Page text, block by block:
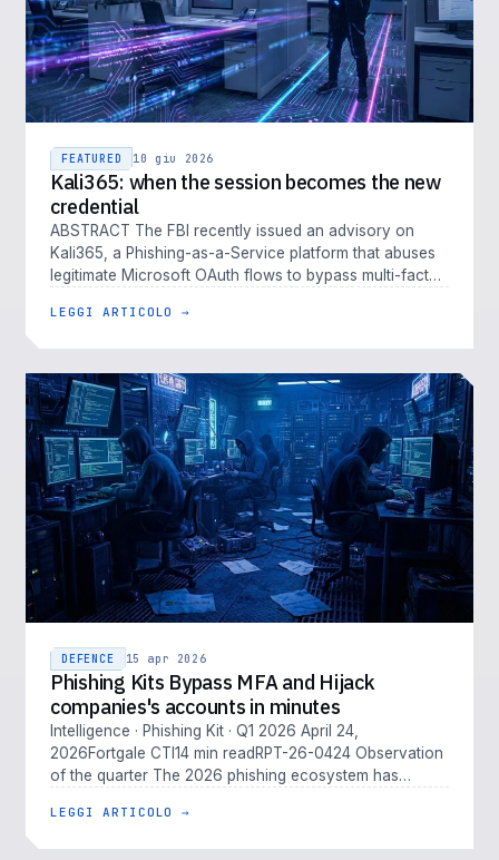
FEATURED 10 giu 2026
Kali365: when the session becomes the new
credential
ABSTRACT The FBI recently issued an advisory on
Kali365, a Phishing-as-a-Service platform that abuses
legitimate Microsoft OAuth flows to bypass multi-factor
LEGGI ARTICOLO →
DEFENCE 15 apr 2026
Phishing Kits Bypass MFA and Hijack
companies's accounts in minutes
Intelligence · Phishing Kit · Q1 2026 April 24,
2026Fortgale CTI14 min readRPT-26-0424 Observation
of the quarter The 2026 phishing ecosystem has
LEGGI ARTICOLO →